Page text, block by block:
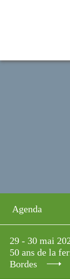
Agenda
29 - 30 mai
50 ans de la
Bordes